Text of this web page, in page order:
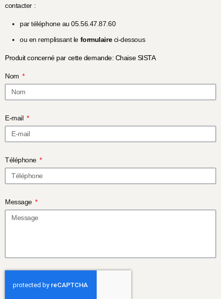
contacter :
par téléphone au 05.56.47.87.60
ou en remplissant le formulaire ci-dessous
Produit concerné par cette demande: Chaise SISTA
Nom
E-mail
Téléphone
Message